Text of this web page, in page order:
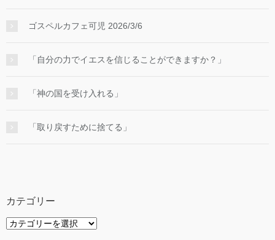
ゴスペルカフェ可児 2026/3/6
「自分の力でイエスを信じることができますか？」
「神の国を受け入れる」
「取り戻すために捨てる」
カテゴリー
カ